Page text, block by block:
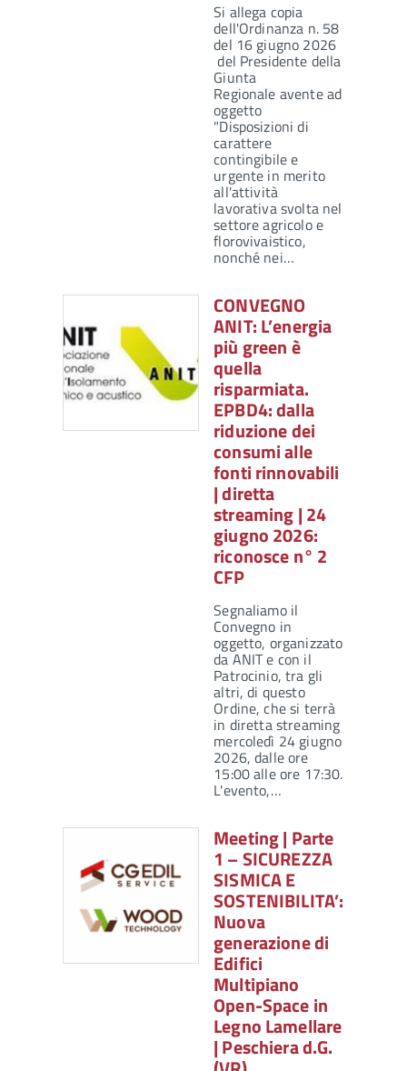
Si allega copia
dell'Ordinanza n. 58
del 16 giugno 2026
del Presidente della
Giunta
Regionale avente ad
oggetto
"Disposizioni di
carattere
contingibile e
urgente in merito
all'attività
lavorativa svolta nel
settore agricolo e
florovivaistico,
nonché nei…
CONVEGNO
ANIT: L’energia
più green è
quella
risparmiata.
EPBD4: dalla
riduzione dei
consumi alle
fonti rinnovabili
| diretta
streaming | 24
giugno 2026:
riconosce n° 2
CFP
Segnaliamo il
Convegno in
oggetto, organizzato
da ANIT e con il
Patrocinio, tra gli
altri, di questo
Ordine, che si terrà
in diretta streaming
mercoledì 24 giugno
2026, dalle ore
15:00 alle ore 17:30.
L'evento,…
Meeting | Parte
1 – SICUREZZA
SISMICA E
SOSTENIBILITA’:
Nuova
generazione di
Edifici
Multipiano
Open-Space in
Legno Lamellare
| Peschiera d.G.